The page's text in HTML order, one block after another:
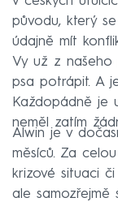
původu, který
údajně mít
Vy už z našeho
psa potrápit. A
Každopádně je
neměl zatím
Alwin je v
měsíců. Za
krizové situaci
ale samozřejmě